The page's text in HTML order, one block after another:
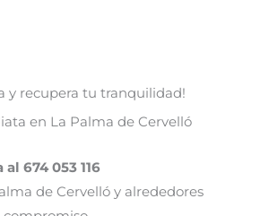
y recupera tu tranquilidad!
en La Palma de Cervelló
674 053 116
de Cervelló y alrededores